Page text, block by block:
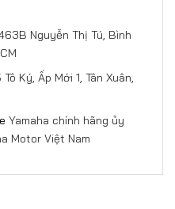
Nguyễn Thị Tú, Bình
Ký, Ấp Mới 1, Tân Xuân,
Yamaha chính hãng ủy
Motor Việt Nam